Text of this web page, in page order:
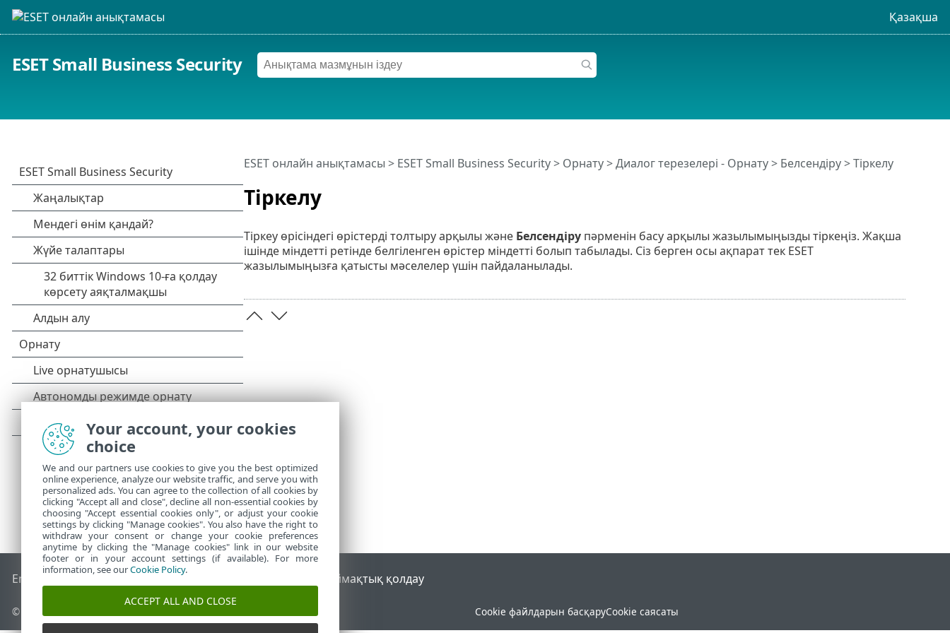
Қазақша
ESET Small Business Security
Тіркелу
ESET онлайн анықтамасы > ESET Small Business Security> Орнату> Диалог терезелері - Орнату > Белсендіру > Тіркелу
Тіркеу өрісіндегі өрістерді толтыру арқылы және Белсендірупәрменін басу арқылы жазылымыңызды тіркеңіз. Жақша
ішінде міндетті ретінде белгіленген өрістер міндетті болып табылады. Сіз берген осы ақпарат тек ESET
жазылымыңызға қатысты мәселелер үшін пайдаланылады.
End of Life ESET білім қоры ESET форумы Аймақтық қолдау
© 1992 - 2026 ESET, spol. s r.o. - Барлық құқықтары қорғалған. Cookie файлдарын басқаруCookie саясаты
Your account, your cookies
choice
We and our partners use cookies to give you the best optimized
online experience, analyze our website traffic, and serve you with
personalized ads. You can agree to the collection of all cookies by
clicking "Accept all and close", decline all non-essential cookies by
choosing "Accept essential cookies only", or adjust your cookie
settings by clicking "Manage cookies". You also have the right to
withdraw your consent or change your cookie preferences
anytime by clicking the "Manage cookies" link in our website
footer or in your account settings (if available). For more
information, see ourCookie Policy.
ACCEPT ALL AND CLOSE